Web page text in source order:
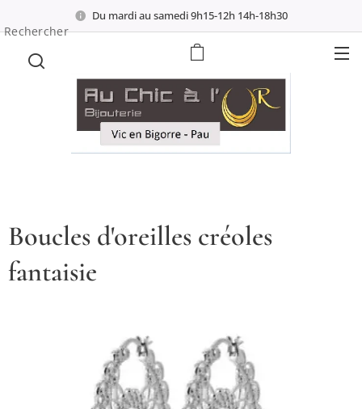
Du mardi au samedi 9h15-12h 14h-18h30
Rechercher
Boucles d'oreilles créoles
fantaisie